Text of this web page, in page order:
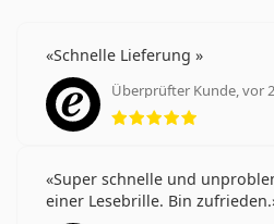
Schnelle Lieferung
Überprüfter Kunde, vor
Super schnelle und
einer Lesebrille. Bin zufrieden.